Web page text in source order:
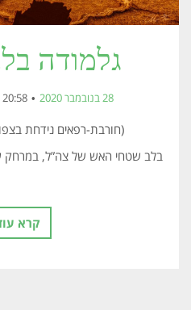
גלמודה
28 בנובמבר 2020 20:58
(חורבת-רפאים נידחת בצפון
בלב שטחי האש של צה”ל, במרחק של כ-
קרא